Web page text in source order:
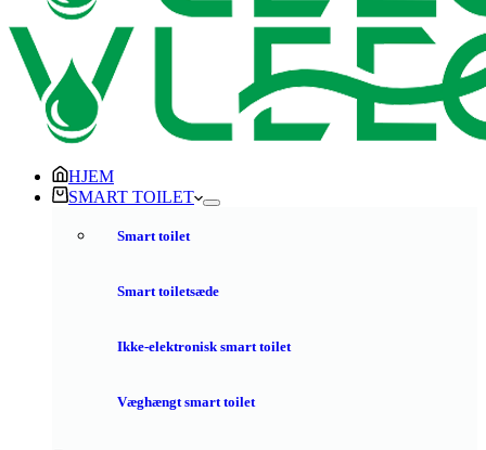
HJEM
SMART TOILET
Smart toilet
Smart toiletsæde
Ikke-elektronisk smart toilet
Væghængt smart toilet